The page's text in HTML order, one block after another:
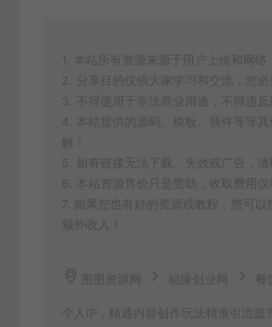
1. 本站所有资源来源于用户上传和网络
2. 分享目的仅供大家学习和交流，您
3. 不得使用于非法商业用途，不得违反
4. 本站提供的源码、模板、插件等等
5. 如有链接无法下载、失效或广告，请
6. 本站资源售价只是赞助，收取费用仅
7. 如果您也有好的资源或教程，您可
额外收入！
图图资源网 福缘创业网 餐
个人IP，精通内容创作玩法精准引流提